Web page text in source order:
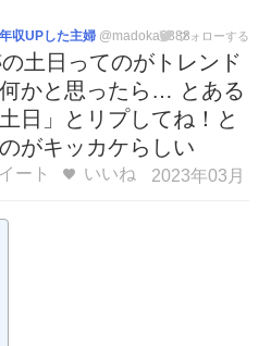
収UPした主婦 @madoka0888フォローする
土日ってのがトレンド
かと思ったら… とある
日」とリプしてね！と
がキッカケらしい
ート いいね
2023年03月